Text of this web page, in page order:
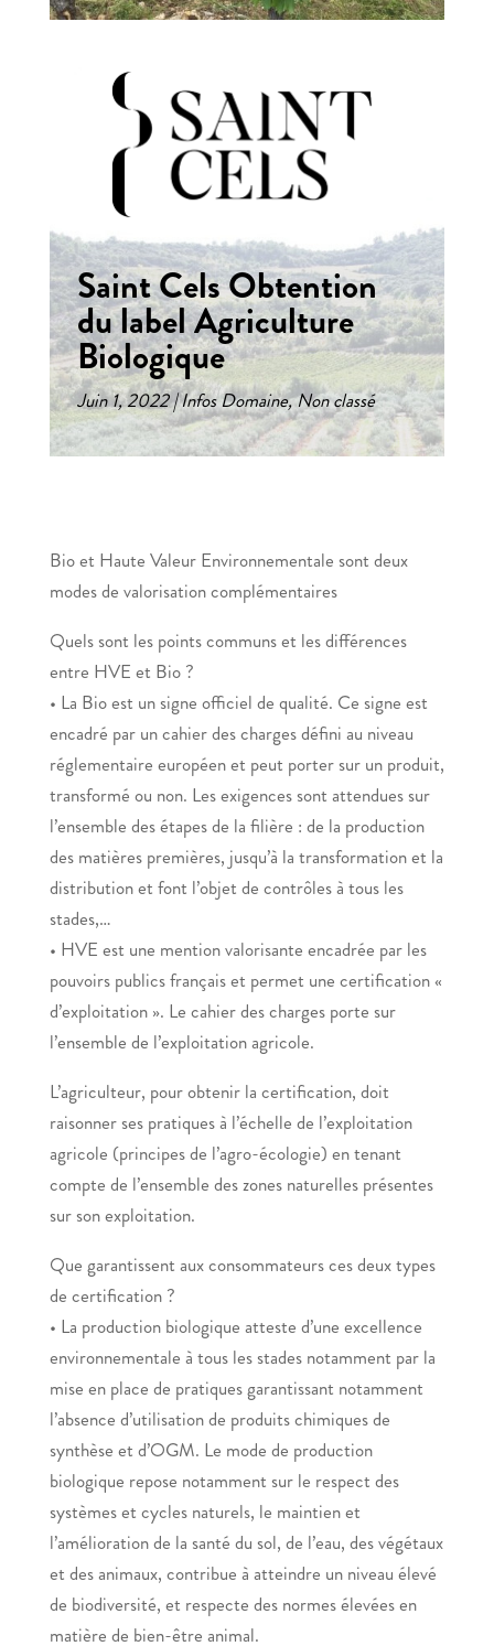
Saint Cels Obtention
du label Agriculture
Biologique
Juin 1, 2022 Infos Domaine,Non classé
Bio et Haute Valeur Environnementale sont deux
modes de valorisation complémentaires
Quels sont les points communs et les différences
entre HVE et Bio ?
• La Bio est un signe officiel de qualité. Ce signe est
encadré par un cahier des charges défini au niveau
réglementaire européen et peut porter sur un produit,
transformé ou non. Les exigences sont attendues sur
l’ensemble des étapes de la filière : de la production
des matières premières, jusqu’à la transformation et la
distribution et font l’objet de contrôles à tous les
stades,…
• HVE est une mention valorisante encadrée par les
pouvoirs publics français et permet une certification «
d’exploitation ». Le cahier des charges porte sur
l’ensemble de l’exploitation agricole.
L’agriculteur, pour obtenir la certification, doit
raisonner ses pratiques à l’échelle de l’exploitation
agricole (principes de l’agro-écologie) en tenant
compte de l’ensemble des zones naturelles présentes
sur son exploitation.
Que garantissent aux consommateurs ces deux types
de certification ?
• La production biologique atteste d’une excellence
environnementale à tous les stades notamment par la
mise en place de pratiques garantissant notamment
l’absence d’utilisation de produits chimiques de
synthèse et d’OGM. Le mode de production
biologique repose notamment sur le respect des
systèmes et cycles naturels, le maintien et
l’amélioration de la santé du sol, de l’eau, des végétaux
et des animaux, contribue à atteindre un niveau élevé
de biodiversité, et respecte des normes élevées en
matière de bien-être animal.